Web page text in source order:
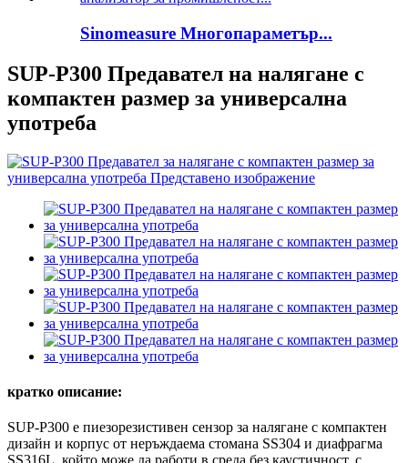
Sinomeasure Многопараметър...
SUP-P300 Предавател на налягане с
компактен размер за универсална
употреба
кратко описание:
SUP-P300 е пиезорезистивен сензор за налягане с компактен
дизайн и корпус от неръждаема стомана SS304 и диафрагма